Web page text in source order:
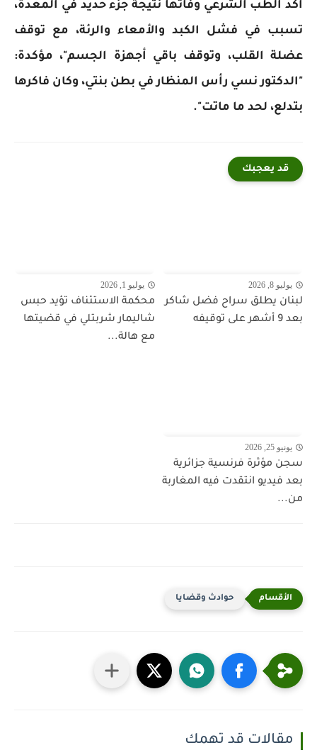
أكد الطب الشرعي وفاتها نتيجة جزء حديد في المعدة،
تسبب في فشل الكبد والأمعاء والرئة، مع توقف
عضلة القلب، وتوقف باقي أجهزة الجسم"، مؤكدة:
"الدكتور نسي رأس المنظار في بطن بنتي، وكان فاكرها
بتدلع، لحد ما ماتت".
قد يعجبك
يوليو 8, 2026
لبنان يطلق سراح فضل شاكر
بعد 9 أشهر على توقيفه
يوليو 1, 2026
محكمة الاستئناف تؤيد حبس
شاليمار شربتلي في قضيتها
مع هالة...
يونيو 25, 2026
سجن مؤثرة فرنسية جزائرية
بعد فيديو انتقدت فيه المغاربة
من...
حوادث وقضايا
مقالات قد تهمك